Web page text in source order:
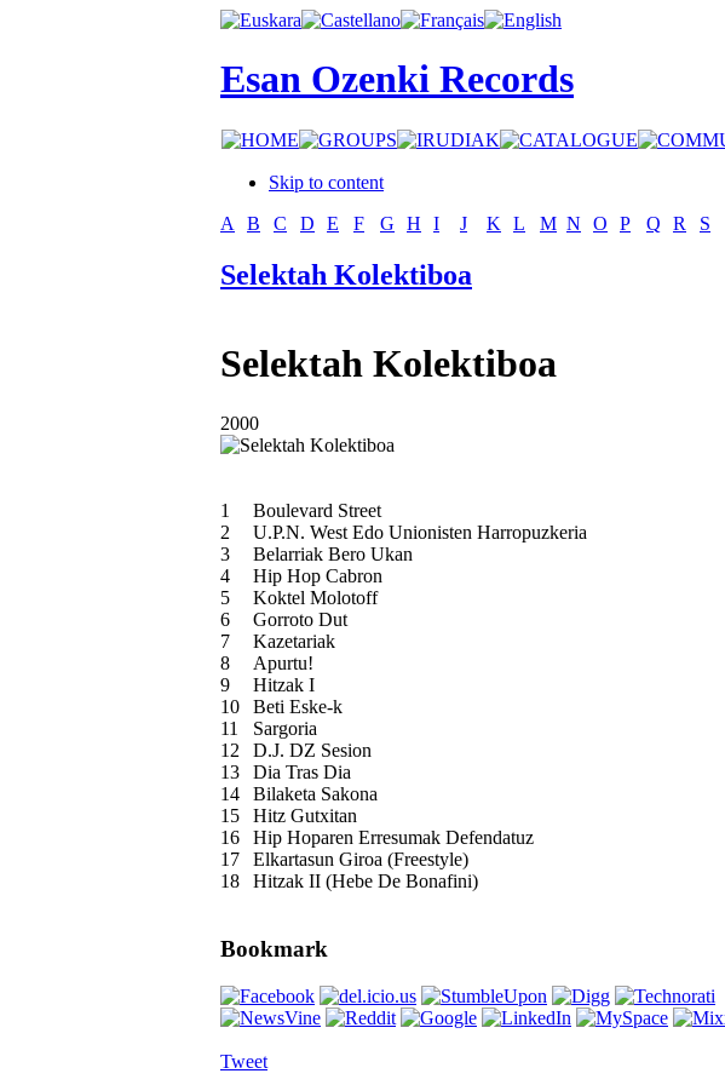
Esan Ozenki Records
Skip to content
A
B C D E F G H I J K L M N O P Q R S
Selektah Kolektiboa
Selektah Kolektiboa
2000
1
Boulevard Street
2
U.P.N. West Edo Unionisten Harropuzkeria
3
Belarriak Bero Ukan
4
Hip Hop Cabron
5
Koktel Molotoff
6
Gorroto Dut
7
Kazetariak
8
Apurtu!
9
Hitzak I
10
Beti Eske-k
11
Sargoria
12
D.J. DZ Sesion
13
Dia Tras Dia
14
Bilaketa Sakona
15
Hitz Gutxitan
16
Hip Hoparen Erresumak Defendatuz
17
Elkartasun Giroa (Freestyle)
18
Hitzak II (Hebe De Bonafini)
Bookmark
Tweet